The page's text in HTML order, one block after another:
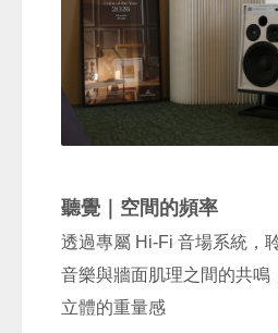
聽覺｜空間的頻率
透過專屬 Hi-Fi 音場系統，
音樂與牆面肌理之間的共鳴
立體的重量感